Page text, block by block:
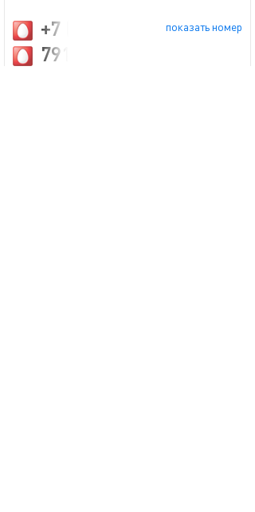
показать номер
+7 (967) 097-84-49
79111023333